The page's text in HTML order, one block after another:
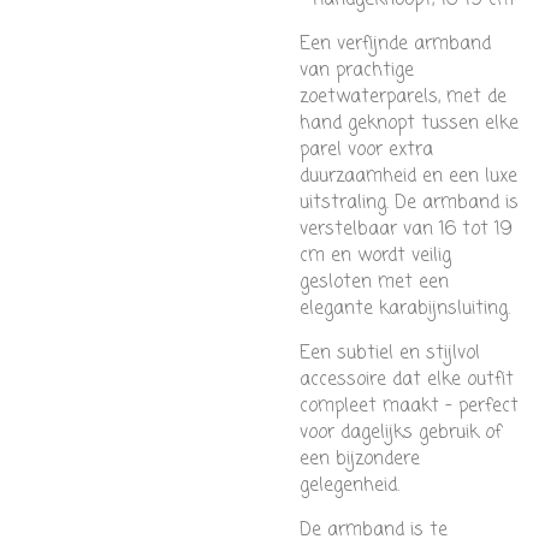
Een verfijnde armband
van prachtige
zoetwaterparels, met de
hand geknopt tussen elke
parel voor extra
duurzaamheid en een luxe
uitstraling. De armband is
verstelbaar van 16 tot 19
cm en wordt veilig
gesloten met een
elegante karabijnsluiting.
Een subtiel en stijlvol
accessoire dat elke outfit
compleet maakt – perfect
voor dagelijks gebruik of
een bijzondere
gelegenheid.
De armband is te